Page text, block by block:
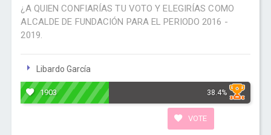
¿A QUIEN CONFIARÍAS TU VOTO Y ELEGIRÍAS COMO
ALCALDE DE FUNDACIÓN PARA EL PERIODO 2016 -
2019.
Libardo García
1903 38.4%
VOTE